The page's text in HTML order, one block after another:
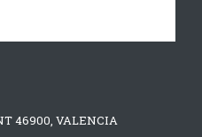
46900, VALENCIA